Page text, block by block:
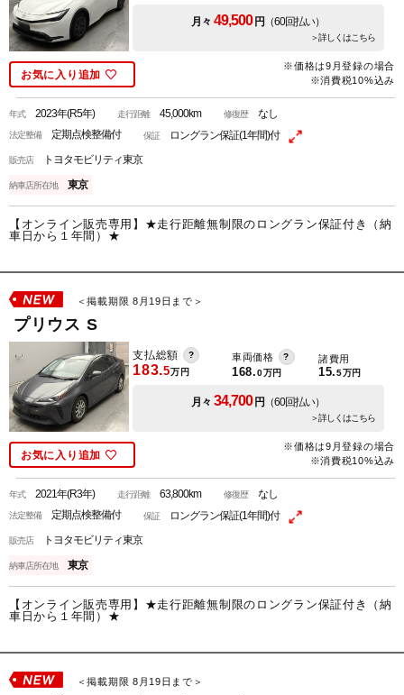
月々 49,500円 （60回払い）
＞詳しくはこちら
お気に入り追加
※価格は9月登録の場合
※消費税10%込み
年式2023年(R5年) 走行距離45,000km 修復歴なし
法定整備定期点検整備付 保証ロングラン保証(1年間)付
販売店トヨタモビリティ東京
納車店所在地東京
【オンライン販売専用】★走行距離無制限のロングラン保証付き（納
車日から１年間）★
＜掲載期限 8月19日まで＞
プリウス S
支払総額
183.5万円
車両価格
168.0万円
諸費用
15.5万円
月々 34,700円 （60回払い）
＞詳しくはこちら
お気に入り追加
※価格は9月登録の場合
※消費税10%込み
年式2021年(R3年) 走行距離63,800km 修復歴なし
法定整備定期点検整備付 保証ロングラン保証(1年間)付
販売店トヨタモビリティ東京
納車店所在地東京
【オンライン販売専用】★走行距離無制限のロングラン保証付き（納
車日から１年間）★
＜掲載期限 8月19日まで＞